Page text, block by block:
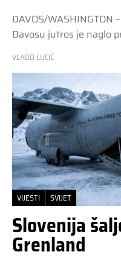
DAVOS/
Davosu jutros je naglo
VLADO LUCIĆ
VIJESTI SVIJET
Slovenija
Grenland